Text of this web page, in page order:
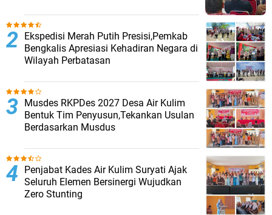
Ekspedisi Merah Putih Presisi,Pemkab
Bengkalis Apresiasi Kehadiran Negara di
Wilayah Perbatasan
Musdes RKPDes 2027 Desa Air Kulim
Bentuk Tim Penyusun,Tekankan Usulan
Berdasarkan Musdus
Penjabat Kades Air Kulim Suryati Ajak
Seluruh Elemen Bersinergi Wujudkan
Zero Stunting